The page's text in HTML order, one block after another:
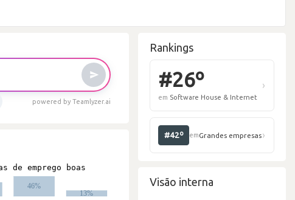
powered by Teamlyzer.ai
Rankings
Visão interna